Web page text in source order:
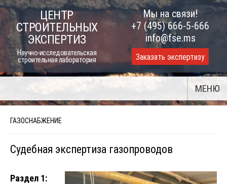
Skip
to
content
ЦЕНТР
СТРОИТЕЛЬНЫХ
ЭКСПЕРТИЗ
Научно-исследовательская
строительная лаборатория
Мы на связи!
+7 (495) 666-5-666
info@fse.ms
Заказать экспертизу
МЕНЮ
ГАЗОСНАБЖЕНИЕ
Судебная экспертиза газопроводов
Раздел 1: